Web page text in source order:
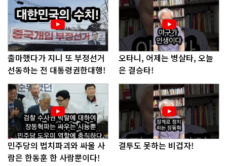
출마했다가 지니 또 부정선거
선동하는 전 대통령권한대행!
오타니, 어제는 병살타, 오늘
은 결승타!
민주당의 법치파괴와 싸울 사
람은 한동훈 한 사람뿐이다!
결투도 못하는 비겁자!